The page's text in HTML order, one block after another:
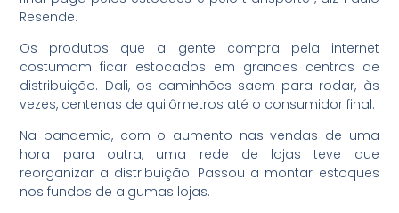
Resende.
Os produtos que a gente compra pela internet
costumam ficar estocados em grandes centros de
distribuição. Dali, os caminhões saem para rodar, às
vezes, centenas de quilômetros até o consumidor final.
Na pandemia, com o aumento nas vendas de uma
hora para outra, uma rede de lojas teve que
reorganizar a distribuição. Passou a montar estoques
nos fundos de algumas lojas.